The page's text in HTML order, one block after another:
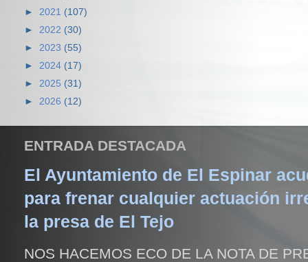
► 2021 (107)
► 2022 (30)
► 2023 (55)
► 2024 (17)
► 2025 (31)
► 2026 (12)
ENTRADA DESTACADA
El Ayuntamiento de El Espinar
para frenar cualquier actuación
la presa de El Tejo
NOS HACEMOS ECO DE LA NOTA DE